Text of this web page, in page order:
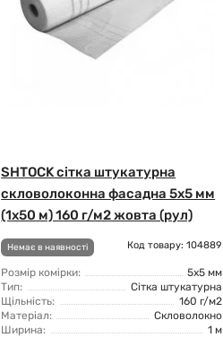
SHTOCK сітка штукатурна
скловолоконна фасадна 5x5 мм
(1x50 м) 160 г/м2 жовта (рул)
Немає в наявності Код товару: 104889
Розмір комірки:
5x5 мм
Тип:
Сітка штукатурна
Щільність:
160 г/м2
Матеріал:
Скловолокно
Ширина:
1 м